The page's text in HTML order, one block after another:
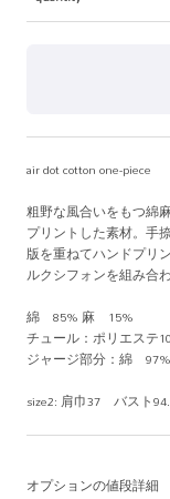
air dot cotton one-piece
粗野な風合いをもつ綿
プリントした素材。手
版を重ねてハンドプリ
ルクシフォンを組み合
綿 85% 麻 15%
チュール：ポリエステ
ジャージ部分：綿
size2: 肩巾37 バスト
オプションの値段詳細